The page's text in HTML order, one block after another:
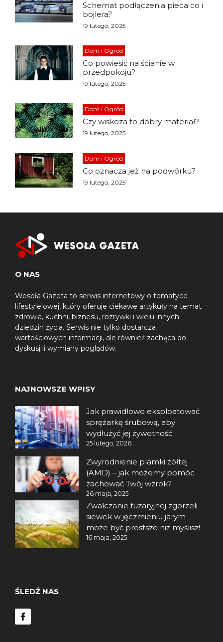
Schemat podłączenia pieca co i
bojlera?
19 lutego, 2025
Dom i Ogród
Co powiesić na ścianie w
przedpokoju?
19 lutego, 2025
Dom i Ogród
Czy wiskoza to dobry materiał?
19 lutego, 2025
Dom i Ogród
Co oznacza jeż na podwórku?
19 lutego, 2025
O NAS
Wesoła Gazeta to serwis internetowy o tematyce
lifestyle'owej, który oferuje ciekawe artykuły na temat
zdrowia, kuchni, biznesu, rozrywki i wielu innych
dziedzin życia. Serwis nie tylko dostarcza
wartościowych informacji, ale również zachęca do
dyskusji i wymiany poglądów.
NAJNOWSZE WPISY
Jak prawidłowo eksploatować
sprężarkę śrubową, aby
wydłużyć jej żywotność
25 lutego, 2026
Zwyrodnienie plamki żółtej
(AMD) – jak możemy pomóc
zachować Twój wzrok?
26 maja, 2025
Zwalczanie fuzaryjnej zgorzeli
siewek w jęczmieniu jarym
może być prostsze niż myślisz!
16 maja, 2025
ŚLEDŹ NAS